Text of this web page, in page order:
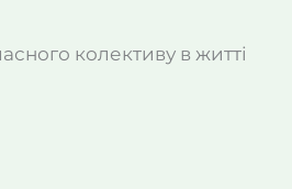
колективу в житті